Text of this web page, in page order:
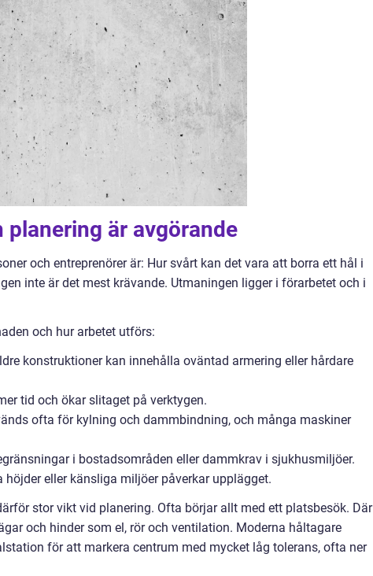
är avgörande
och entreprenörer är: Hur svårt kan det vara att borra ett hål i
inte är det mest krävande. Utmaningen ligger i förarbetet och i
och hur arbetet utförs:
konstruktioner kan innehålla oväntad armering eller hårdare
tid och ökar slitaget på verktygen.
ofta för kylning och dammbindning, och många maskiner
i bostadsområden eller dammkrav i sjukhusmiljöer.
eller känsliga miljöer påverkar upplägget.
stor vikt vid planering. Ofta börjar allt med ett platsbesök. Där
och hinder som el, rör och ventilation. Moderna håltagare
för att markera centrum med mycket låg tolerans, ofta ner